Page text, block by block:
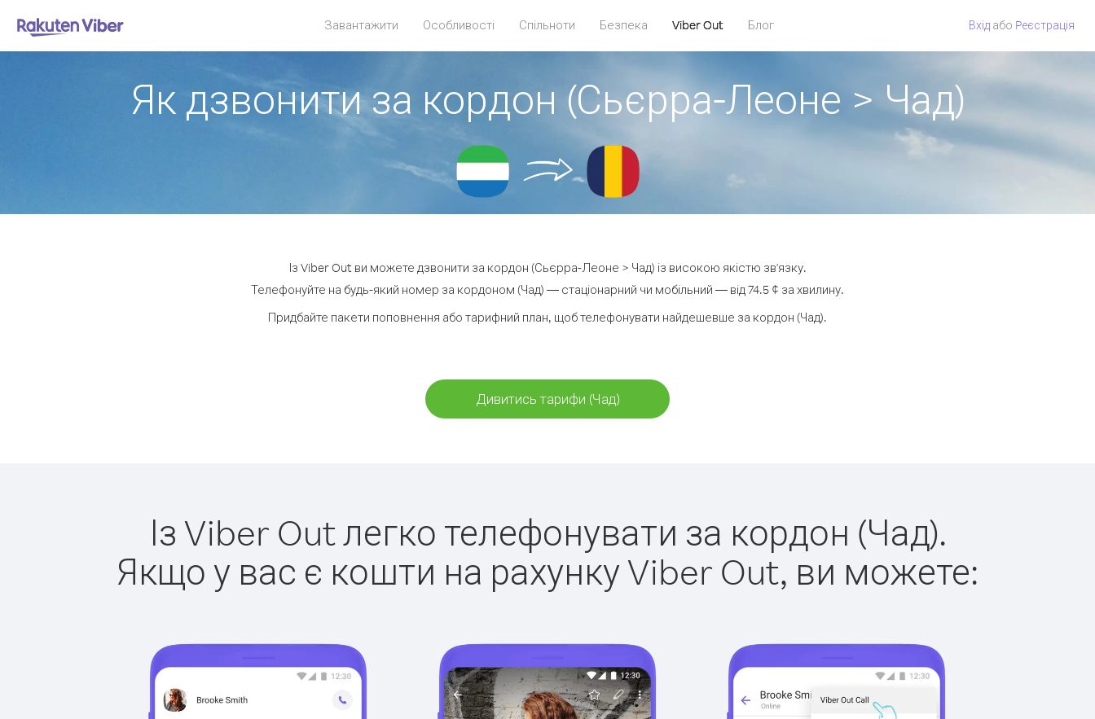
Завантажити Особливості Спільноти Безпека Viber Out Блог Вхід або Pеєстрація
Як дзвонити за кордон (Сьєрра-Леоне > Чад)
Із Viber Out ви можете дзвонити за кордон (Сьєрра-Леоне > Чад) із високою якістю зв'язку.
Телефонуйте на будь-який номер за кордоном (Чад) — стаціонарний чи мобільний — від 74.5 ¢ за хвилину.
Придбайте пакети поповнення або тарифний план, щоб телефонувати найдешевше за кордон (Чад).
Дивитись тарифи (Чад)
Із Viber Out легко телефонувати за кордон (Чад).
Якщо у вас є кошти на рахунку Viber Out, ви можете: